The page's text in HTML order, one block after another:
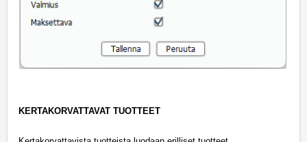
KERTAKORVATTAVAT TUOTTEET